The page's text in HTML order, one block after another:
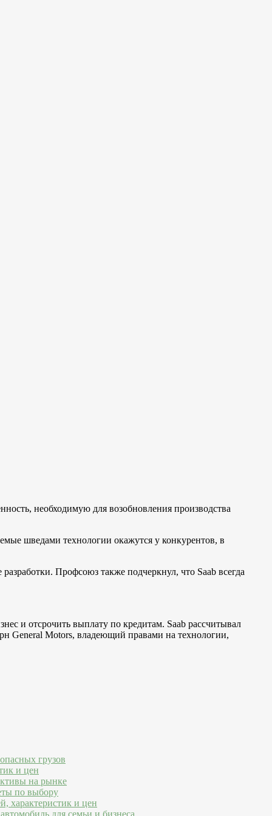
необходимую для возобновления производства
шведами технологии окажутся у конкурентов, в
Профсоюз также подчеркнул, что Saab всегда
и отсрочить выплату по кредитам. Saab рассчитывал
General Motors, владеющий правами на технологии,
грузов
и цен
на рынке
по выбору
характеристик и цен
для семьи и бизнеса